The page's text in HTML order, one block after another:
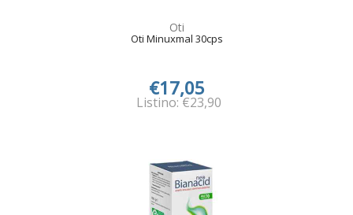
Oti
Oti Minuxmal 30cps
€17,05
Listino: €23,90